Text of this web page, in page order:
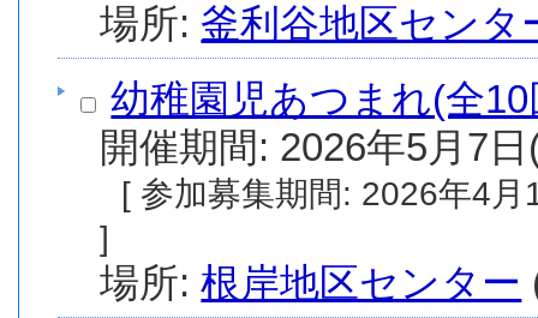
場所: 釜利谷地区センタ
幼稚園児あつまれ(全10
開催期間: 2026年5月7
[ 参加募集期間: 2026年4月12日(日) から 2026年4月30日(木) まで
]
場所:根岸地区センター